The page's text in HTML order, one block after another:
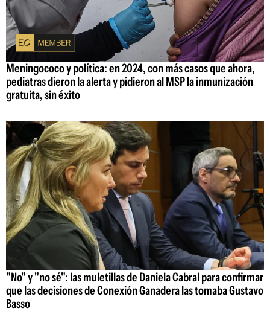
Meningococo y política: en 2024, con más casos que ahora,
pediatras dieron la alerta y pidieron al MSP la inmunización
gratuita, sin éxito
"No" y "no sé": las muletillas de Daniela Cabral para confirmar
que las decisiones de Conexión Ganadera las tomaba Gustavo
Basso